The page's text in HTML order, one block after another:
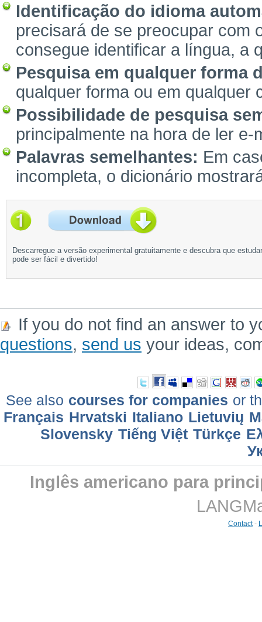
Identificação do idioma
precisará de se preocupar com
consegue identificar a língua, a
Pesquisa em qualquer forma
qualquer forma ou em qualquer
Possibilidade de pesquisa
principalmente na hora de ler
Palavras semelhantes: Em
incompleta, o dicionário
Descarregue a versão experimental gratuitamente e descubra que estudar
pode ser fácil e divertido!
If you do not find an answer to
questions, send us your ideas,
See also courses for companies or
Français Hrvatski Italiano Lietuvių
Slovensky Tiếng Việt Türkçe
Inglês americano para
Contact-